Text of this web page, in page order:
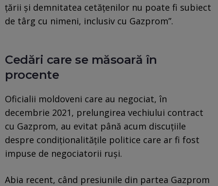
țării și demnitatea cetățenilor nu poate fi subiect
de târg cu nimeni, inclusiv cu Gazprom”.
Cedări care se măsoară în
procente
Oficialii moldoveni care au negociat, în
decembrie 2021, prelungirea vechiului contract
cu Gazprom, au evitat până acum discuțiile
despre condiționalitățile politice care ar fi fost
impuse de negociatorii ruși.
Abia recent, când presiunile din partea Gazprom